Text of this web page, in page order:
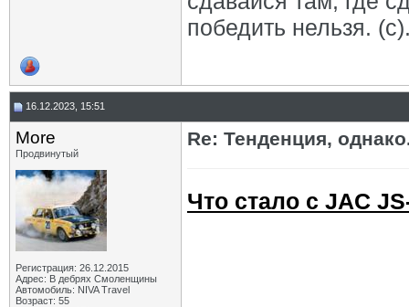
победить нельзя.
16.12.2023, 15:51
More
Продвинутый
Регистрация: 26.12.2015
Адрес: В дебрях Смоленщины
Автомобиль: NIVA Travel
Возраст: 55
Re: Тенденция,
Что стало с JAC